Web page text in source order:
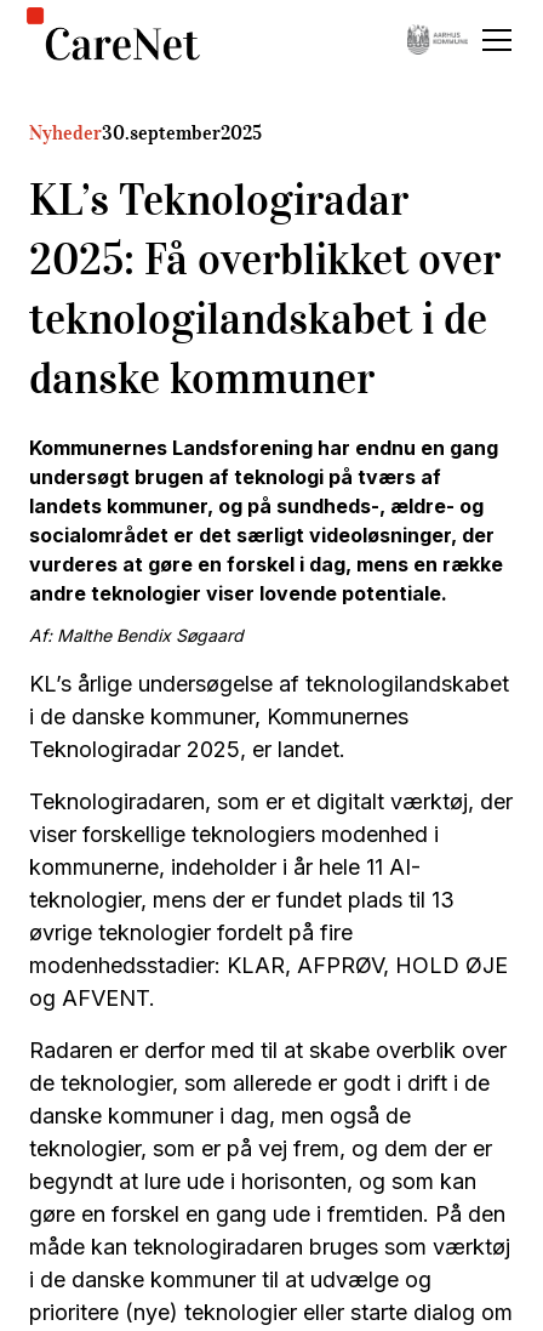
Nyheder30.september2025
KL’s Teknologiradar
2025: Få overblikket over
teknologilandskabet i de
danske kommuner
Kommunernes Landsforening har endnu en gang
undersøgt brugen af teknologi på tværs af
landets kommuner, og på sundheds-, ældre- og
socialområdet er det særligt videoløsninger, der
vurderes at gøre en forskel i dag, mens en række
andre teknologier viser lovende potentiale.
Af: Malthe Bendix Søgaard
KL’s årlige undersøgelse af teknologilandskabet
i de danske kommuner, Kommunernes
Teknologiradar 2025, er landet.
Teknologiradaren, som er et digitalt værktøj, der
viser forskellige teknologiers modenhed i
kommunerne, indeholder i år hele 11 AI-
teknologier, mens der er fundet plads til 13
øvrige teknologier fordelt på fire
modenhedsstadier: KLAR, AFPRØV, HOLD ØJE
og AFVENT.
Radaren er derfor med til at skabe overblik over
de teknologier, som allerede er godt i drift i de
danske kommuner i dag, men også de
teknologier, som er på vej frem, og dem der er
begyndt at lure ude i horisonten, og som kan
gøre en forskel en gang ude i fremtiden. På den
måde kan teknologiradaren bruges som værktøj
i de danske kommuner til at udvælge og
prioritere (nye) teknologier eller starte dialog om